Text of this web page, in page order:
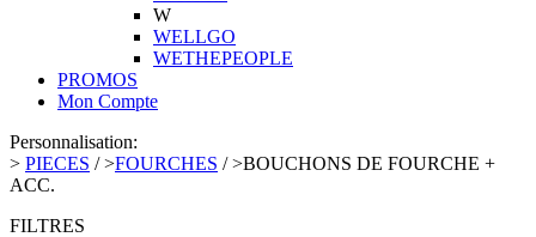
W
WELLGO
WETHEPEOPLE
PROMOS
Mon Compte
Personnalisation:
> PIECES />FOURCHES />BOUCHONS DE FOURCHE +
ACC.
FILTRES